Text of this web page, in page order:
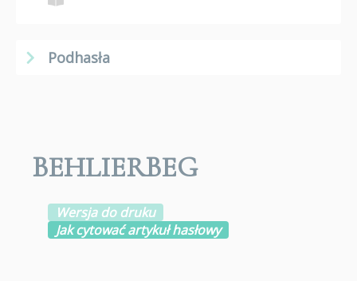
Podhasła
BEHLIERBEG
Wersja do druku
Jak cytować artykuł hasłowy